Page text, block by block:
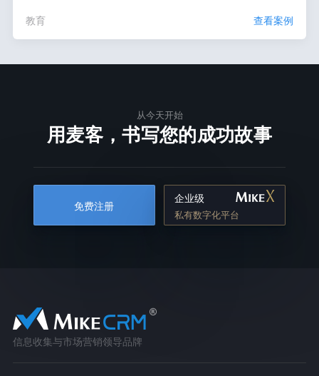
教育 查看案例
从今天开始
用麦客，书写您的成功故事
免费注册
企业级
私有数字化平台
信息收集与市场营销领导品牌